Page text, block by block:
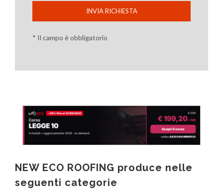
INVIA RICHIESTA
* Il campo è obbligatorio
NEW ECO ROOFING produce nelle
seguenti categorie